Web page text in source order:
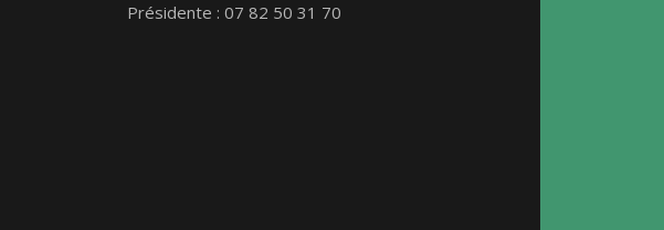
Présidente : 07 82 50 31 70